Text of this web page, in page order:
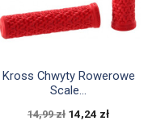
 Szybki podgląd
Kross Chwyty Rowerowe
Scale...
14,99 zł 14,24 zł